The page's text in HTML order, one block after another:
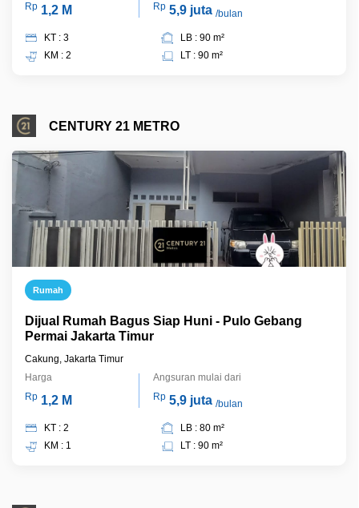
Rp 1,2 M
Rp 5,9 juta /bulan
KT : 3
KM : 2
LB : 90 m²
LT : 90 m²
CENTURY 21 METRO
Rumah
Dijual Rumah Bagus Siap Huni - Pulo Gebang
Permai Jakarta Timur
Cakung, Jakarta Timur
Harga
Rp 1,2 M
Angsuran mulai dari
Rp 5,9 juta /bulan
KT : 2
KM : 1
LB : 80 m²
LT : 90 m²